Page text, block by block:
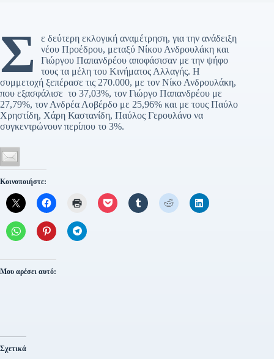
Σ
ε δεύτερη εκλογική αναμέτρηση, για την ανάδειξη
νέου Προέδρου, μεταξύ Νίκου Ανδρουλάκη και
Γιώργου Παπανδρέου αποφάσισαν με την ψήφο
τους τα μέλη του Κινήματος Αλλαγής. Η
συμμετοχή ξεπέρασε τις 270.000, με τον Νίκο Ανδρουλάκη,
που εξασφάλισε το 37,03%, τον Γιώργο Παπανδρέου με
27,79%, τον Ανδρέα Λοβέρδο με 25,96% και με τους Παύλο
Χρηστίδη, Χάρη Καστανίδη, Παύλος Γερουλάνο να
συγκεντρώνουν περίπου το 3%.
Κοινοποιήστε:
Μου αρέσει αυτό:
Σχετικά